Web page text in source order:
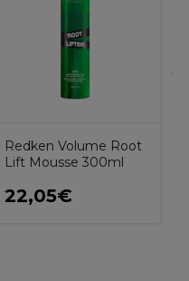
Redken Volume Root
Lift Mousse 300ml
22,05€